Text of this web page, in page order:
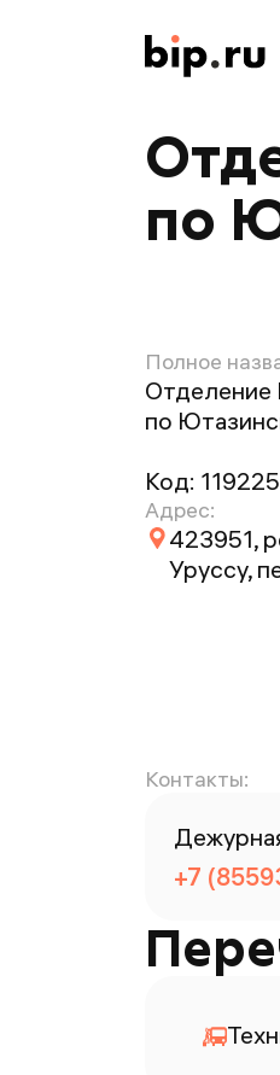
по
Полное
Отделение
по
Код:
Адрес:
423951,
Уруссу,
Контакты:
+7